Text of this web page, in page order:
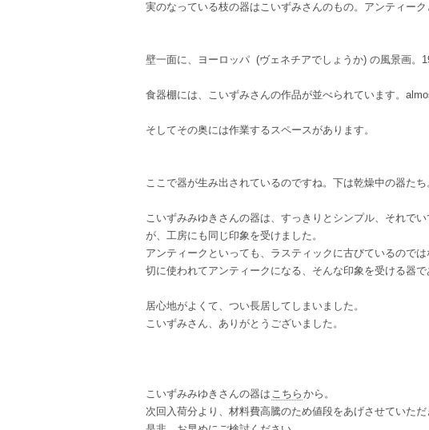
実のなっている枝の器はこいずみさんのもの。アンティーク
壁一面に、ヨーロッパ (ヴェネチアでしょうか) の風景画。
食器棚には、こいずみさんの作品が並べられています。
そしてその奥には作業するスペースがあります。
ここで器が生み出されているのですね。下は乾燥中の器たち
こいずみみゆきさんの器は、すっきりとシンプル、それで
が、工房にも同じ印象を受けました。
アンティークといっても、ラスティックに古びているので
切に使われてアンティークになる、そんな印象を受ける器で
居心地がよくて、つい長居してしまいました。
こいずみさん、ありがとうございました。
こいずみみゆきさんの器は こちら から。
次回入荷分より、材料費高騰のため値段をあげさせていただ